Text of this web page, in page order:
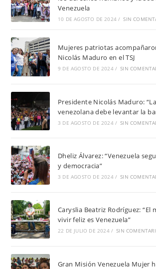
Venezuela
10 DE AGOSTO DE 2024 / SIN
Mujeres patriotas
Nicolás Maduro en el TSJ
9 DE AGOSTO DE 2024 / SIN
Presidente Nicolás Maduro:
venezolana debe levantar la
3 DE AGOSTO DE 2024 / SIN
Dheliz Álvarez: “Venezuela
y democracia”
3 DE AGOSTO DE 2024 / SIN
Caryslia Beatriz Rodríguez: “El
vivir feliz es Venezuela”
22 DE JULIO DE 2024 / SIN
Gran Misión Venezuela Mujer